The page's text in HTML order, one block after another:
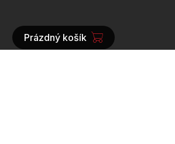
NÁKUPNÍ
Prázdný košík